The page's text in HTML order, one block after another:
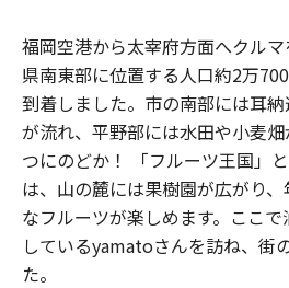
福岡空港から太宰府方面へクル
県南東部に位置する人口約2万
到着しました。市の南部には耳
が流れ、平野部には水田や小麦
つにのどか！ 「フルーツ王国」
は、山の麓には果樹園が広がり
なフルーツが楽しめます。ここ
しているyamatoさんを訪ね、街
た。